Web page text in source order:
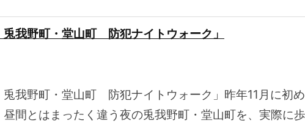
我野町・堂山町 防犯ナイトウォーク」
我野町・堂山町 防犯ナイトウォーク」昨年11月に初
間とはまったく違う夜の兎我野町・堂山町を、実際に